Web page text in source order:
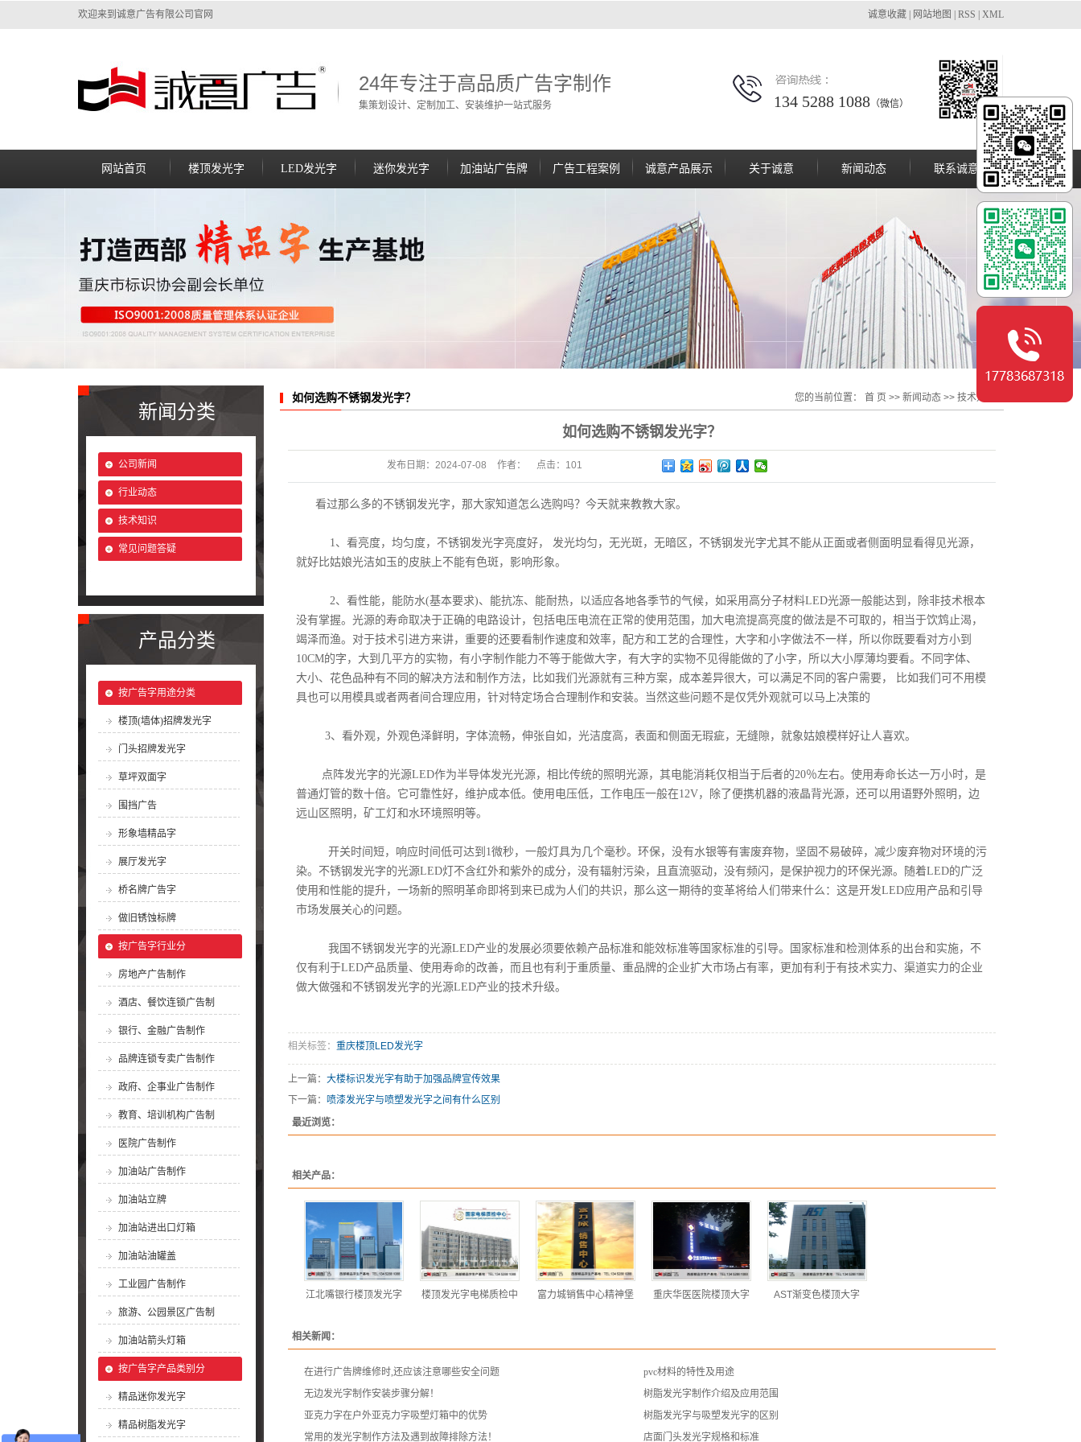
欢迎来到诚意广告有限公司官网 诚意收藏| 网站地图 RSS XML
24年专注于高品质广告字制作
集策划设计、定制加工、安装维护一站式服务 134 5288 1088（微信）
网站首页 楼顶发光字 LED发光字 迷你发光字 加油站广告牌 广告工程案例 诚意产品展示 关于诚意 新闻动态
行业动态
技术知识
常见问题答疑
联系诚意
新闻分类
公司新闻
行业动态
技术知识
常见问题答疑
产品分类
按广告字用途分类
楼顶(墙体)招牌发光字
门头招牌发光字
草坪双面字
围挡广告
形象墙精品字
展厅发光字
桥名牌广告字
做旧锈蚀标牌
按广告字行业分
房地产广告制作
酒店、餐饮连锁广告制
银行、金融广告制作
品牌连锁专卖广告制作
政府、企事业广告制作
教育、培训机构广告制
医院广告制作
加油站广告制作
加油站立牌
加油站进出口灯箱
加油站油罐盖
工业园广告制作
旅游、公园景区广告制
加油站箭头灯箱
按广告字产品类别分
精品迷你发光字
精品树脂发光字
如何选购不锈钢发光字？ 您的当前位置： 首 页 >> 新闻动态>> 技术知识
如何选购不锈钢发光字？
发布日期： 2024-07-08 作者： 点击： 101
看过那么多的不锈钢发光字，那大家知道怎么选购吗？今天就来教教大家。
1、看亮度，均匀度，不锈钢发光字亮度好， 发光均匀，无光斑，无暗区，不锈钢发光字尤其不能从正面或者侧面明显看得见光源，
就好比姑娘光洁如玉的皮肤上不能有色斑，影响形象。
2、看性能，能防水(基本要求)、能抗冻、能耐热，以适应各地各季节的气候，如采用高分子材料LED光源一般能达到，除非技术根本
没有掌握。光源的寿命取决于正确的电路设计，包括电压电流在正常的使用范围，加大电流提高亮度的做法是不可取的，相当于饮鸩止渴，
竭泽而渔。对于技术引进方来讲，重要的还要看制作速度和效率，配方和工艺的合理性，大字和小字做法不一样，所以你既要看对方小到
10CM的字，大到几平方的实物，有小字制作能力不等于能做大字，有大字的实物不见得能做的了小字，所以大小厚薄均要看。不同字体、
大小、花色品种有不同的解决方法和制作方法，比如我们光源就有三种方案，成本差异很大，可以满足不同的客户需要， 比如我们可不用模
具也可以用模具或者两者间合理应用，针对特定场合合理制作和安装。当然这些问题不是仅凭外观就可以马上决策的
3、看外观，外观色泽鲜明，字体流畅，伸张自如，光洁度高，表面和侧面无瑕疵，无缝隙，就象姑娘模样好让人喜欢。
点阵发光字的光源LED作为半导体发光光源，相比传统的照明光源，其电能消耗仅相当于后者的20％左右。使用寿命长达一万小时，是
普通灯管的数十倍。它可靠性好，维护成本低。使用电压低，工作电压一般在12V，除了便携机器的液晶背光源，还可以用语野外照明，边
远山区照明，矿工灯和水环境照明等。
开关时间短，响应时间低可达到1微秒，一般灯具为几个毫秒。环保，没有水银等有害废弃物，坚固不易破碎，减少废弃物对环境的污
染。不锈钢发光字的光源LED灯不含红外和紫外的成分，没有辐射污染，且直流驱动，没有频闪，是保护视力的环保光源。随着LED的广泛
使用和性能的提升，一场新的照明革命即将到来已成为人们的共识，那么这一期待的变革将给人们带来什么：这是开发LED应用产品和引导
市场发展关心的问题。
我国不锈钢发光字的光源LED产业的发展必须要依赖产品标准和能效标准等国家标准的引导。国家标准和检测体系的出台和实施，不
仅有利于LED产品质量、使用寿命的改善，而且也有利于重质量、重品牌的企业扩大市场占有率，更加有利于有技术实力、渠道实力的企业
做大做强和不锈钢发光字的光源LED产业的技术升级。
相关标签： 重庆楼顶LED发光字
上一篇： 大楼标识发光字有助于加强品牌宣传效果
下一篇： 喷漆发光字与喷塑发光字之间有什么区别
最近浏览：
相关产品：
江北嘴银行楼顶发光字 楼顶发光字电梯质检中 富力城销售中心精神堡 重庆华医医院楼顶大字 AST渐变色楼顶大字
相关新闻：
在进行广告牌维修时,还应该注意哪些安全问题
pvc材料的特性及用途
无边发光字制作安装步骤分解！
树脂发光字制作介绍及应用范围
亚克力字在户外亚克力字吸塑灯箱中的优势
树脂发光字与吸塑发光字的区别
常用的发光字制作方法及遇到故障排除方法！
店面门头发光字规格和标准